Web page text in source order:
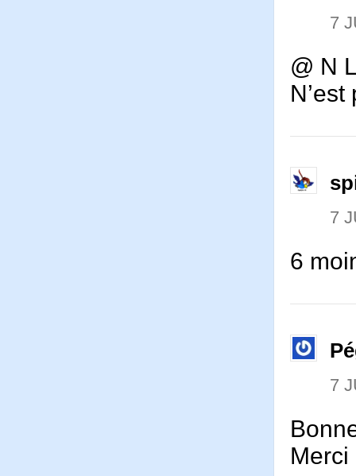
7
@ N
7
6
7
Merci